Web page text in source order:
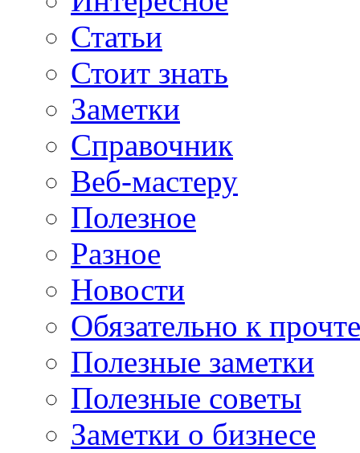
Статьи
Стоит знать
Заметки
Справочник
Веб-мастеру
Полезное
Разное
Новости
Обязательно к
Полезные заметки
Полезные советы
Заметки о бизнесе